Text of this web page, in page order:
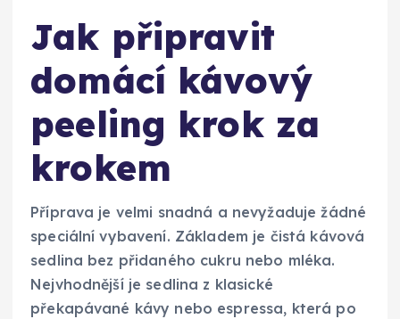
Jak připravit
domácí kávový
peeling krok za
krokem
Příprava je velmi snadná a nevyžaduje žádné
speciální vybavení. Základem je čistá kávová
sedlina bez přidaného cukru nebo mléka.
Nejvhodnější je sedlina z klasické
překapávané kávy nebo espressa, která po